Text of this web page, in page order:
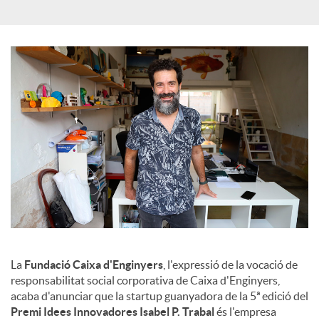
i
n
u
t
s
La Fundació Caixa d'Enginyers , l'expressió de la vocació de
responsabilitat social corporativa de Caixa d'Enginyers,
acaba d'anunciar que la startup guanyadora de la 5ª edició del
Premi Idees Innovadores Isabel P. Trabalés l'empresa